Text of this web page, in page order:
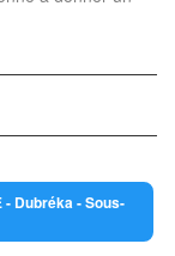
Dubréka - Sous-